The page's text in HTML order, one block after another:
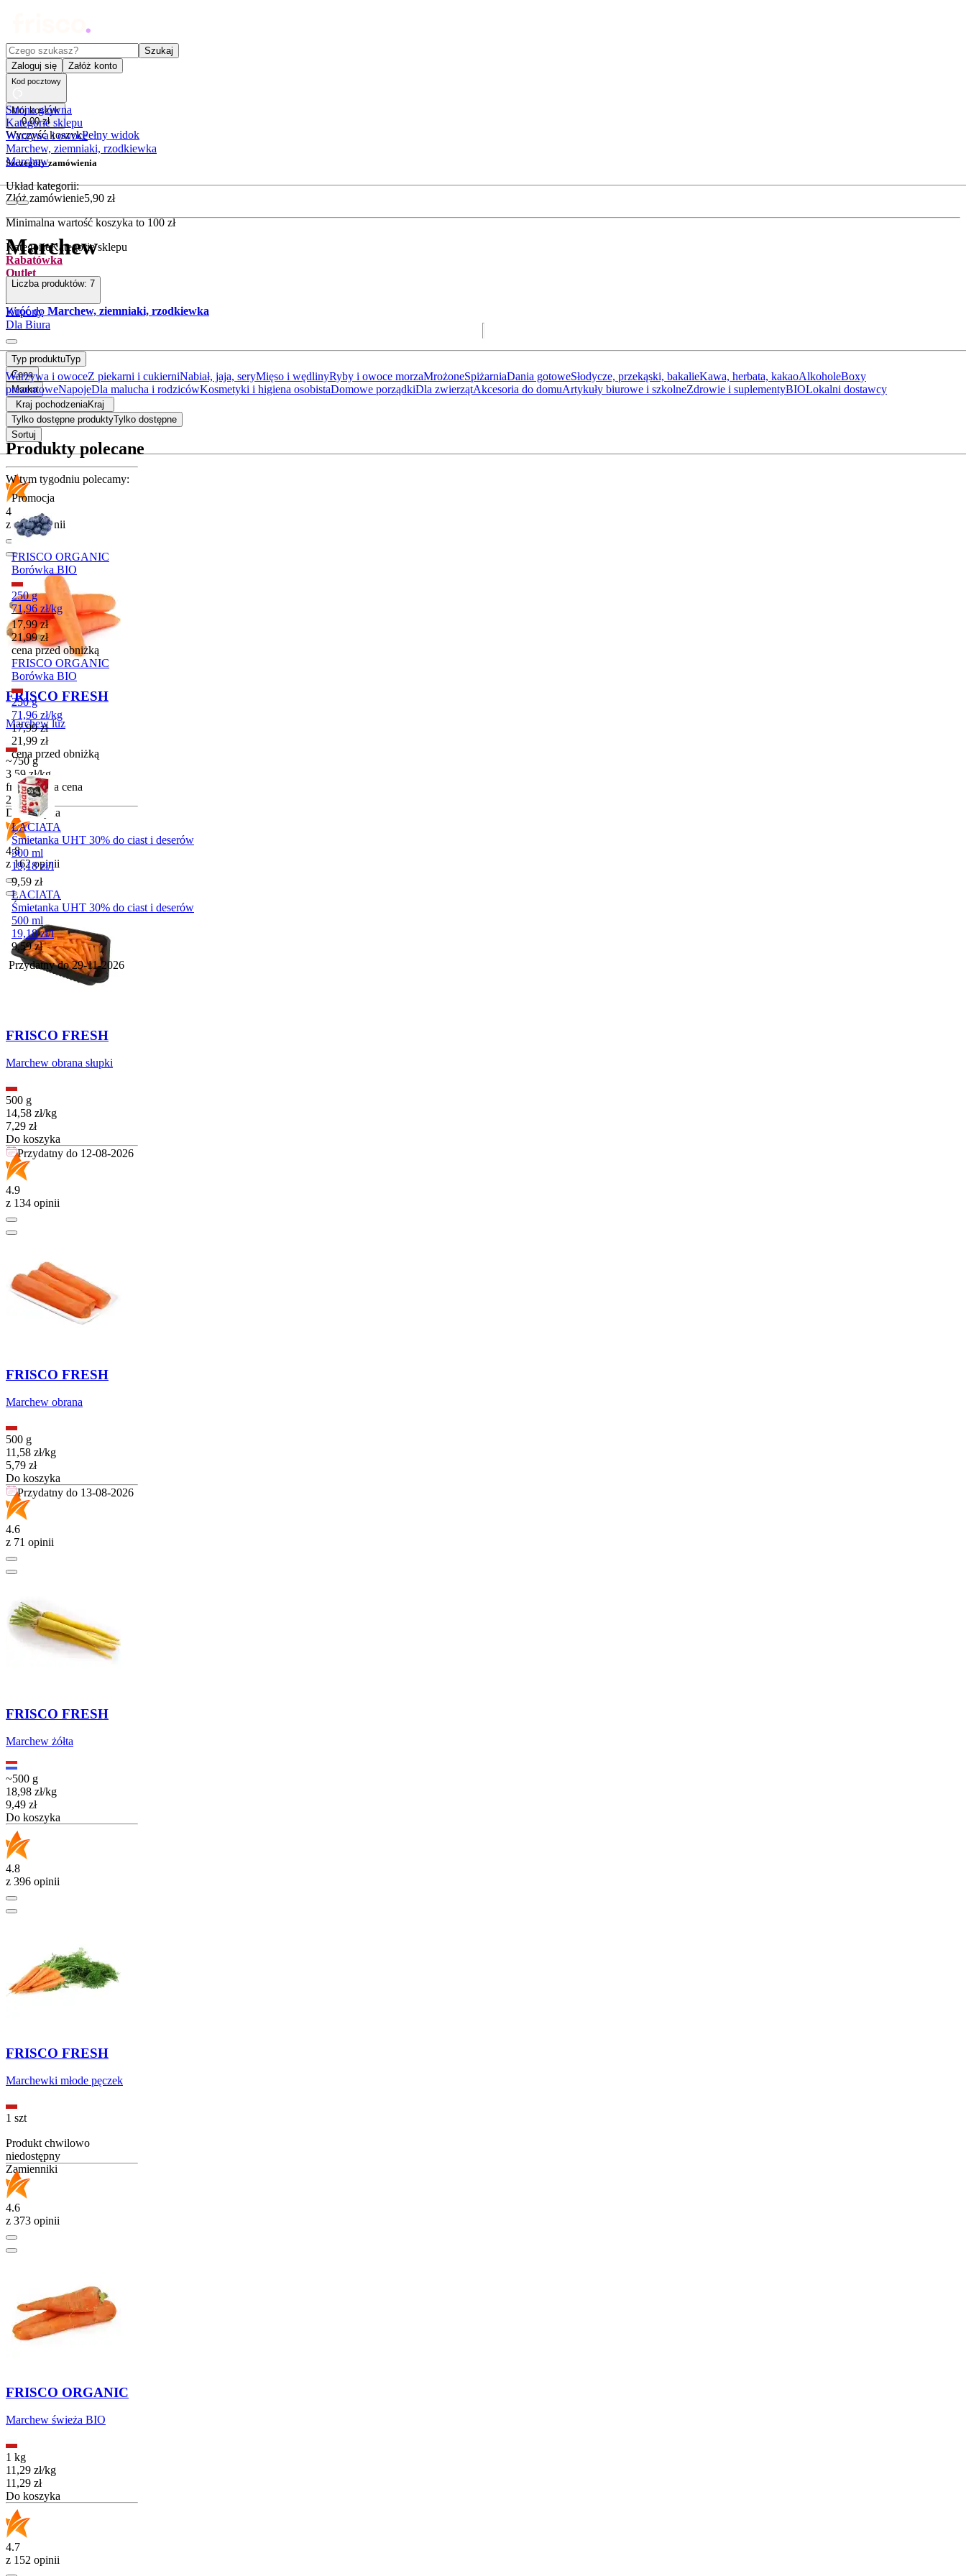
Czego szukasz?
Szukaj
Zaloguj się
Załóż konto
Kod pocztowy
Mój koszyk
0,00 zł
Wyczyść koszykPełny widok
Szczegóły zamówienia
Złóż zamówienie5,90 zł
Minimalna wartość koszyka to 100 zł
KategorieKategorie sklepu
Rabatówka
Outlet
Promocje
Kupony
Dla Biura
Warzywa i owoceZ piekarni i cukierniNabiał, jaja, seryMięso i wędlinyRyby i owoce morzaMrożoneSpiżarniaDania gotoweSłodycze, przekąski, bakalieKawa, herbata, kakaoAlkoholeBoxy
prezentoweNapojeDla malucha i rodzicówKosmetyki i higiena osobistaDomowe porządkiDla zwierzątAkcesoria do domuArtykuły biurowe i szkolneZdrowie i suplementyBIOLokalni dostawcy
Produkty polecane
W tym tygodniu polecamy:
Promocja
FRISCO ORGANIC
Borówka BIO
250 g
71,96 zł/kg
Cena promocyjna
17,99 zł
21,99 zł
cena przed obniżką
FRISCO ORGANIC
Borówka BIO
250 g
71,96 zł/kg
Cena promocyjna
17,99 zł
21,99 zł
cena przed obniżką
ŁACIATA
Śmietanka UHT 30% do ciast i deserów
500 ml
19,18 zł/l
Cena
9,59 zł
ŁACIATA
Śmietanka UHT 30% do ciast i deserów
500 ml
19,18 zł/l
Cena
9,59 zł
Przydatny do29-11-2026
Strona główna
Kategorie sklepu
Warzywa i owoce
Marchew, ziemniaki, rzodkiewka
Marchew
Układ kategorii:
Marchew
Liczba produktów: 7
Wróć do Marchew, ziemniaki, rzodkiewka
Typ produktuTyp
Cena
Marka
Kraj pochodzeniaKraj
Tylko dostępne produktyTylko dostępne
Sortuj
4.8
z 7195 opinii
FRISCO FRESH
Marchew luz
~750 g
3,59 zł/kg
friscontowa cena
Cena
2,69 zł
Do koszyka
4.8
z 162 opinii
FRISCO FRESH
Marchew obrana słupki
500 g
14,58 zł/kg
Cena
7,29 zł
Do koszyka
Przydatny do 12-08-2026
4.9
z 134 opinii
FRISCO FRESH
Marchew obrana
500 g
11,58 zł/kg
Cena
5,79 zł
Do koszyka
Przydatny do 13-08-2026
4.6
z 71 opinii
FRISCO FRESH
Marchew żółta
~500 g
18,98 zł/kg
Cena
9,49 zł
Do koszyka
4.8
z 396 opinii
FRISCO FRESH
Marchewki młode pęczek
1 szt
Produkt chwilowo
niedostępny
Zamienniki
4.6
z 373 opinii
FRISCO ORGANIC
Marchew świeża BIO
1 kg
11,29 zł/kg
Cena
11,29 zł
Do koszyka
4.7
z 152 opinii